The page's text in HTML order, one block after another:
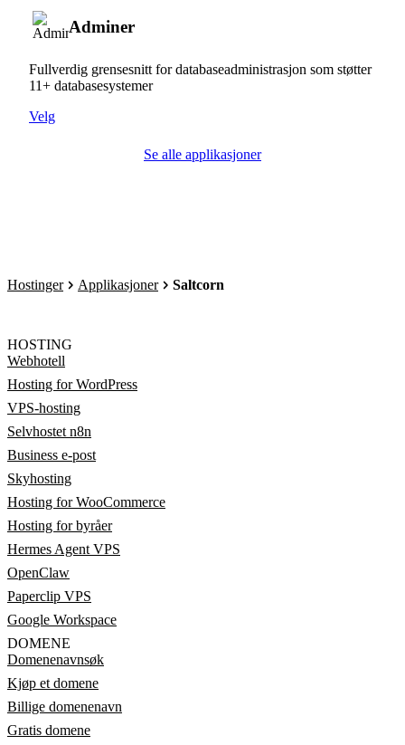
Adminer
Fullverdig grensesnitt for databaseadministrasjon som støtter
11+ databasesystemer
Velg
Se alle applikasjoner
Hostinger Applikasjoner Saltcorn
HOSTING
Webhotell
Hosting for WordPress
VPS-hosting
Selvhostet n8n
Business e-post
Skyhosting
Hosting for WooCommerce
Hosting for byråer
Hermes Agent VPS
OpenClaw
Paperclip VPS
Google Workspace
DOMENE
Domenenavnsøk
Kjøp et domene
Billige domenenavn
Gratis domene